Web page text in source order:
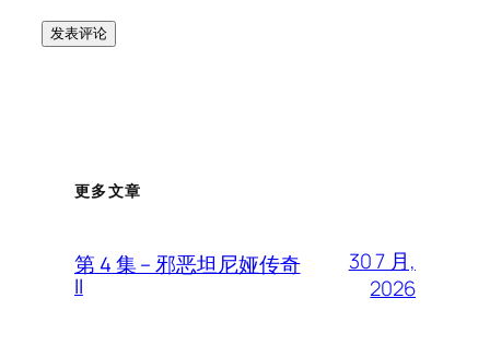
更多文章
第 4 集 – 邪恶坦尼娅传奇
II
30 7 月,
2026